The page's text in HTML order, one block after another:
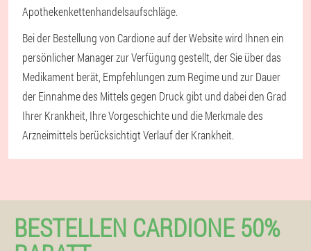
Apothekenkettenhandelsaufschläge.
Bei der Bestellung von Cardione auf der Website wird Ihnen ein
persönlicher Manager zur Verfügung gestellt, der Sie über das
Medikament berät, Empfehlungen zum Regime und zur Dauer
der Einnahme des Mittels gegen Druck gibt und dabei den Grad
Ihrer Krankheit, Ihre Vorgeschichte und die Merkmale des
Arzneimittels berücksichtigt Verlauf der Krankheit.
BESTELLEN CARDIONE 50%